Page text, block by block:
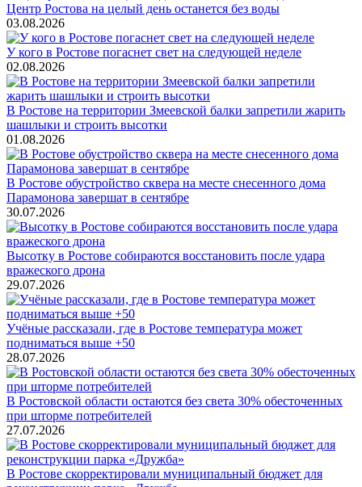
Центр Ростова на целый день останется без воды
03.08.2026
У кого в Ростове погаснет свет на следующей неделе
02.08.2026
В Ростове на территории Змеевской балки запретили жарить
шашлыки и строить высотки
01.08.2026
В Ростове обустройство сквера на месте снесенного дома
Парамонова завершат в сентябре
30.07.2026
Высотку в Ростове собираются восстановить после удара
вражеского дрона
29.07.2026
Учёные рассказали, где в Ростове температура может
подниматься выше +50
28.07.2026
В Ростовской области остаются без света 30% обесточенных
при шторме потребителей
27.07.2026
В Ростове скорректировали муниципальный бюджет для